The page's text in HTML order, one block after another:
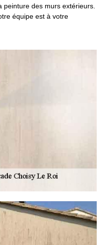
des murs extérieurs.
équipe est à votre